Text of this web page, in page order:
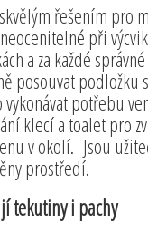
řešením pro
při
a za každé
posouvat
potřebu
klecí a toalet pro
v okolí. Jsou
prostředí.
tekutiny i pachy